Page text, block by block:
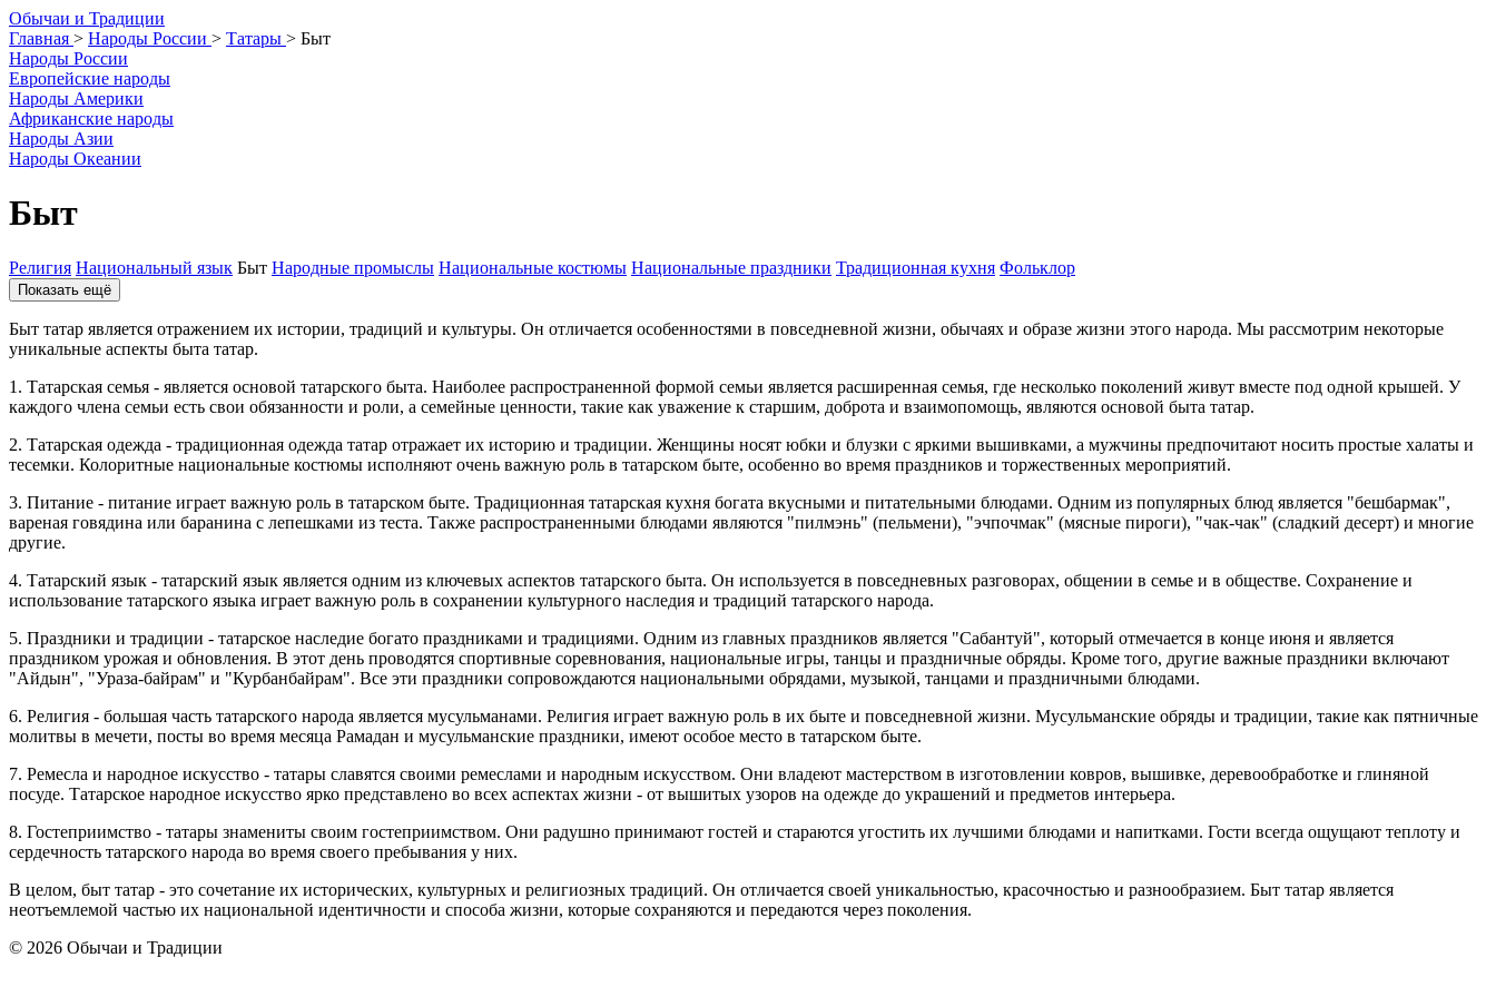
Обычаи и Традиции
Главная > Народы России > Татары > Быт
Народы России
Европейские народы
Народы Америки
Африканские народы
Народы Азии
Народы Океании
Быт
Религия Национальный язык Быт Народные промыслы Национальные костюмы Национальные праздники Традиционная кухня Фольклор
Показать ещё
Быт татар является отражением их истории, традиций и культуры. Он отличается особенностями в повседневной жизни, обычаях и образе жизни этого народа. Мы рассмотрим некоторые
уникальные аспекты быта татар.
1. Татарская семья - является основой татарского быта. Наиболее распространенной формой семьи является расширенная семья, где несколько поколений живут вместе под одной крышей. У
каждого члена семьи есть свои обязанности и роли, а семейные ценности, такие как уважение к старшим, доброта и взаимопомощь, являются основой быта татар.
2. Татарская одежда - традиционная одежда татар отражает их историю и традиции. Женщины носят юбки и блузки с яркими вышивками, а мужчины предпочитают носить простые халаты и
тесемки. Колоритные национальные костюмы исполняют очень важную роль в татарском быте, особенно во время праздников и торжественных мероприятий.
3. Питание - питание играет важную роль в татарском быте. Традиционная татарская кухня богата вкусными и питательными блюдами. Одним из популярных блюд является "бешбармак",
вареная говядина или баранина с лепешками из теста. Также распространенными блюдами являются "пилмэнь" (пельмени), "эчпочмак" (мясные пироги), "чак-чак" (сладкий десерт) и многие
другие.
4. Татарский язык - татарский язык является одним из ключевых аспектов татарского быта. Он используется в повседневных разговорах, общении в семье и в обществе. Сохранение и
использование татарского языка играет важную роль в сохранении культурного наследия и традиций татарского народа.
5. Праздники и традиции - татарское наследие богато праздниками и традициями. Одним из главных праздников является "Сабантуй", который отмечается в конце июня и является
праздником урожая и обновления. В этот день проводятся спортивные соревнования, национальные игры, танцы и праздничные обряды. Кроме того, другие важные праздники включают
"Айдын", "Ураза-байрам" и "Курбанбайрам". Все эти праздники сопровождаются национальными обрядами, музыкой, танцами и праздничными блюдами.
6. Религия - большая часть татарского народа является мусульманами. Религия играет важную роль в их быте и повседневной жизни. Мусульманские обряды и традиции, такие как пятничные
молитвы в мечети, посты во время месяца Рамадан и мусульманские праздники, имеют особое место в татарском быте.
7. Ремесла и народное искусство - татары славятся своими ремеслами и народным искусством. Они владеют мастерством в изготовлении ковров, вышивке, деревообработке и глиняной
посуде. Татарское народное искусство ярко представлено во всех аспектах жизни - от вышитых узоров на одежде до украшений и предметов интерьера.
8. Гостеприимство - татары знамениты своим гостеприимством. Они радушно принимают гостей и стараются угостить их лучшими блюдами и напитками. Гости всегда ощущают теплоту и
сердечность татарского народа во время своего пребывания у них.
В целом, быт татар - это сочетание их исторических, культурных и религиозных традиций. Он отличается своей уникальностью, красочностью и разнообразием. Быт татар является
неотъемлемой частью их национальной идентичности и способа жизни, которые сохраняются и передаются через поколения.
© 2026 Обычаи и Традиции